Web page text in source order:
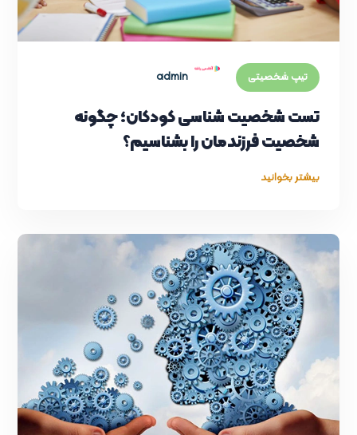
تیپ شخصیتی admin
تست شخصیت شناسی کودکان؛ چگونه
شخصیت فرزندمان را بشناسیم؟
بیشتر بخوانید